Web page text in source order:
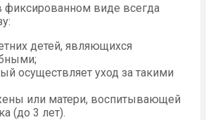
виде всегда
детей, являющихся
осуществляет уход за такими
или матери, воспитывающей
(до 3 лет).